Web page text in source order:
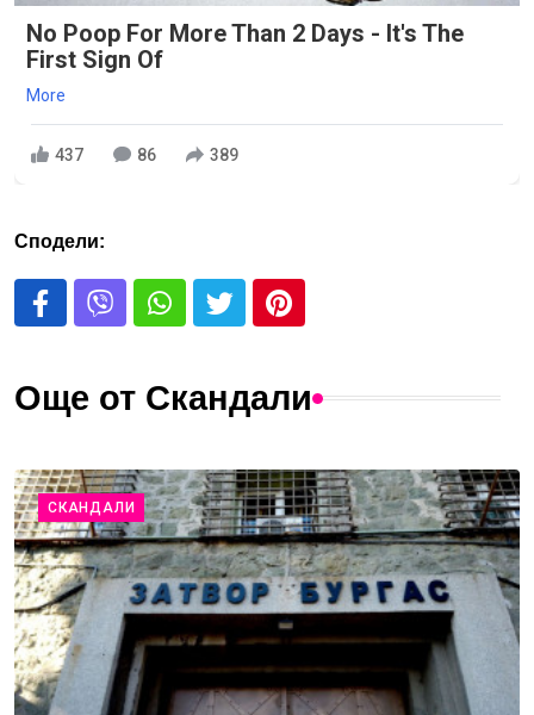
No Poop For More Than 2 Days - It's The
First Sign Of
More
437 86 389
Сподели:
Още от Скандали
СКАНДАЛИ